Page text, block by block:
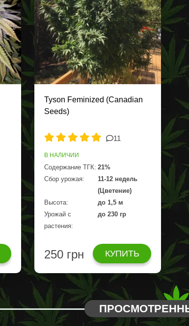
Tyson Feminized (Canadian
Seeds)
11
В НАЛИЧИИ
Содержание ТГК: 21%
Сбор урожая:
11-12 недель
(Цветение)
Высота:
до 1,5 м
Урожай с
растения:
до 230 гр
250 грн КУПИТЬ